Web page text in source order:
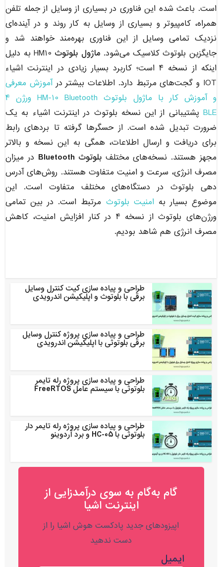
است. باعث شده این فناوری در بسیاری از وسایل از جمله تلفن
همراه، کامپیوتر و بسیاری از وسایل به کار روند و در آینده‌ای
نزدیک تمامی وسایل از این فناوری بهره‌مند خواهند شد و
جایگزین بلوتوث کلاسیک می‌شود. ماژول بلوتوث
HM10 به دلیل
اینکه از نسخه ۴ است؛ کاربرد بسیار زیادی در اینترنت اشیاء
IOT و گجت‌های مرتبط دارد. اطلاعات بیشتر در
آموزش معرفی
و آموزش کار با ماژول بلوتوث HM-10 Bluetooth ورژن ۴
BLE پشتیبانی از این نسخه بلوتوث در اینترنت اشیاء به یک
ضرورت تبدیل شده است. از حسگرها گرفته تا بردهای رابط
برای دریافت و ارسال اطلاعات، همگی به این نسخه و بالاتر
مجهز هستند. نسخه‌های مختلف بلوتوث Bluetooth
در میزان
مصرف انرژی، سرعت و امنیت متفاوت هستند. روش‌های آدرس
دهی بلوتوث در دستگاه‌های مختلف متفاوت است. این
موضوع بسیار بهامنیت بلوتوث مرتبط است. در بین تمامی
ورژن‌های بلوتوث از نسخه ۴ در کنار افزایش امنیت، کاهش
مصرف انرژی هم شاهد بودیم.
طراحی و پیاده سازی کیت کنترل وسایل
برقی با بلوتوث و اپلیکیشن اندرویدی
طراحی و پیاده سازی پروژه کنترل وسایل
برقی بلوتوثی با اپلیکیشن اندرویدی
طراحی و پیاده سازی پروژه رله تایمر
بلوتوثی با سیستم عامل FreeRTOS
طراحی و پیاده سازی پروژه رله تایمر دار
بلوتوثی با HC-05 و برد آردوینو
گام به‌گام به‌ سوی درآمدزایی از
اینترنت اشیا
اپیزودهای جدید پادکست هوش اشیا را از
دست ندهید
ایمیل